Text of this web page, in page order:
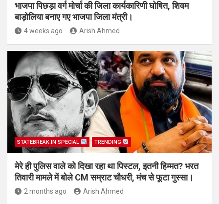
भाजपा पिछड़ा वर्ग मोर्चा की जिला कार्यकारिणी घोषित, शिवम
बाड़ोलिया बनाए गए भाजपा जिला मंत्री।
4 weeks ago Arish Ahmed
STATEBREAK.IN SPECIAL TRENDING
मेरे ही पुलिस वाले को दिखा रहा था पिस्टल, इतनी हिम्मत? भरत
तिवारी मामले में बोले CM सम्राट चौधरी, मंच से फूटा गुस्सा।
2 months ago Arish Ahmed